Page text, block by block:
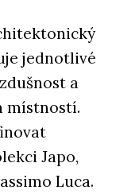
jednotlivé
a
místností.
Japo,
Luca.